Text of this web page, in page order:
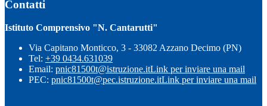
Contatti
Istituto Comprensivo "N. Cantarutti"
Via Capitano Monticco, 3 - 33082 Azzano Decimo (PN)
Tel: +39 0434.631039
Email: pnic81500t@istruzione.itLink per inviare una mail
PEC: pnic81500t@pec.istruzione.itLink per inviare una mail